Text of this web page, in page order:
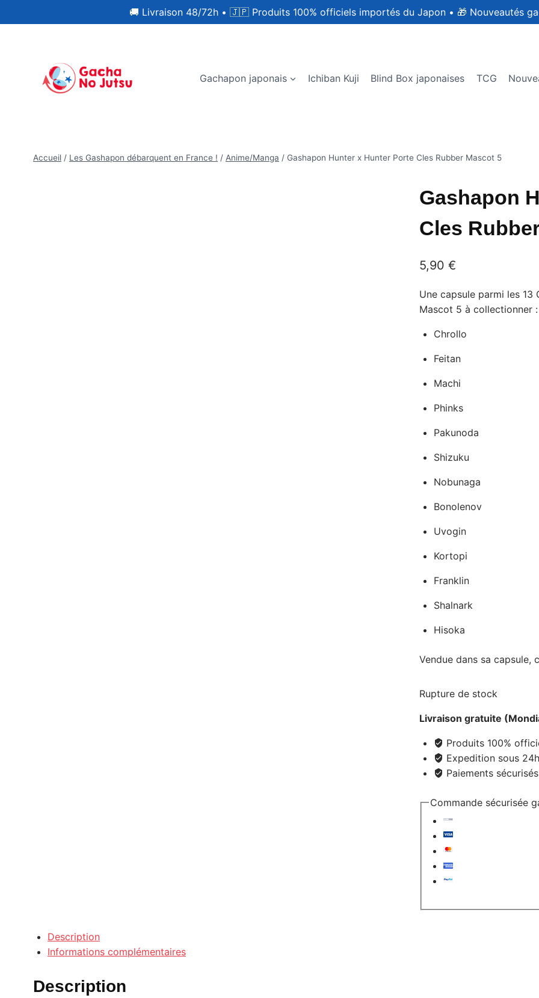
🚚 Livraison 48/72h • 🇯🇵 Produits 100% officiels importés du Japon • 🎁 Nouveautés
Gachapon japonais Ichiban Kuji Blind Box japonaises TCG
Accueil / Les Gashapon débarquent en France ! / Anime/Manga / Gashapon Hunter x Hunter Porte Cles Rubber Mascot 5
Gashapon
Cles
5,90 €
Une capsule parmi les 13
Mascot 5 à collectionner :
Chrollo
Feitan
Machi
Phinks
Pakunoda
Shizuku
Nobunaga
Bonolenov
Uvogin
Kortopi
Franklin
Shalnark
Hisoka
Vendue dans sa capsule,
Rupture de stock
Livraison gratuite
Produits 100%
Expedition sous
Paiements sécurisés
Commande sécurisée
Description
Informations complémentaires
Description